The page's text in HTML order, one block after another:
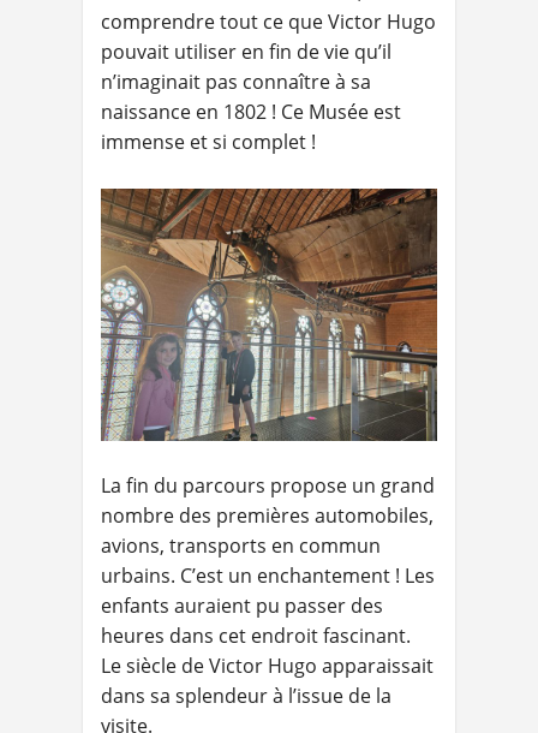
comprendre tout ce que Victor Hugo
pouvait utiliser en fin de vie qu’il
n’imaginait pas connaître à sa
naissance en 1802 ! Ce Musée est
immense et si complet !
La fin du parcours propose un grand
nombre des premières automobiles,
avions, transports en commun
urbains. C’est un enchantement ! Les
enfants auraient pu passer des
heures dans cet endroit fascinant.
Le siècle de Victor Hugo apparaissait
dans sa splendeur à l’issue de la
visite.